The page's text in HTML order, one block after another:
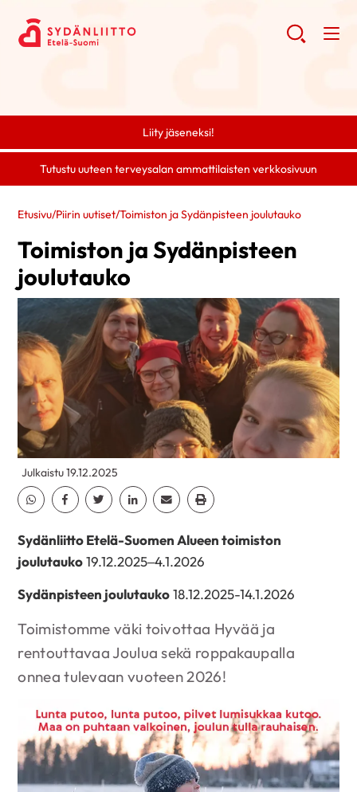
Liity jäseneksi!
Tutustu uuteen terveysalan ammattilaisten verkkosivuun
Etusivu/Piirin uutiset/Toimiston ja Sydänpisteen joulutauko
Toimiston ja Sydänpisteen
joulutauko
Julkaistu 19.12.2025
Jaa Whatsapp
Jaa Facebook
Jaa TwitterJaa Linkedin
Jaa EmailJaa Print
Sydänliitto Etelä-Suomen Alueen toimiston
joulutauko19.12.2025–4.1.2026
Sydänpisteen joulutauko18.12.2025-14.1.2026
Toimistomme väki toivottaa Hyvää ja
rentouttavaa Joulua sekä roppakaupalla
onnea tulevaan vuoteen 2026!